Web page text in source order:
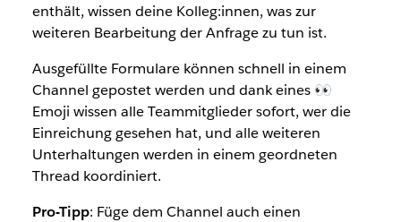
enthält, wissen deine Kolleg:innen, was zur
weiteren Bearbeitung der Anfrage zu tun ist.
Ausgefüllte Formulare können schnell in einem
Channel gepostet werden und dank eines 👀
Emoji wissen alle Teammitglieder sofort, wer die
Einreichung gesehen hat, und alle weiteren
Unterhaltungen werden in einem geordneten
Thread koordiniert.
Pro-Tipp: Füge dem Channel auch einen